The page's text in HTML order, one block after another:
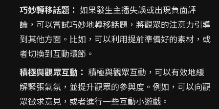
巧妙轉移話題： 如果發生主播失誤或出現負面評
論，可以嘗試巧妙地轉移話題，將觀眾的注意力引導
到其他方面。比如，可以利用提前準備好的素材，或
者切換到互動環節。
積極與觀眾互動： 積極與觀眾互動，可以有效地緩
解緊張氣氛，並提升觀眾的參與度。例如，可以向觀
眾徵求意見，或者進行一些互動小遊戲。